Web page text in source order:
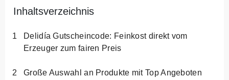
Inhaltsverzeichnis
Delidía Gutscheincode: Feinkost direkt vom
Erzeuger zum fairen Preis
Große Auswahl an Produkte mit Top Angeboten